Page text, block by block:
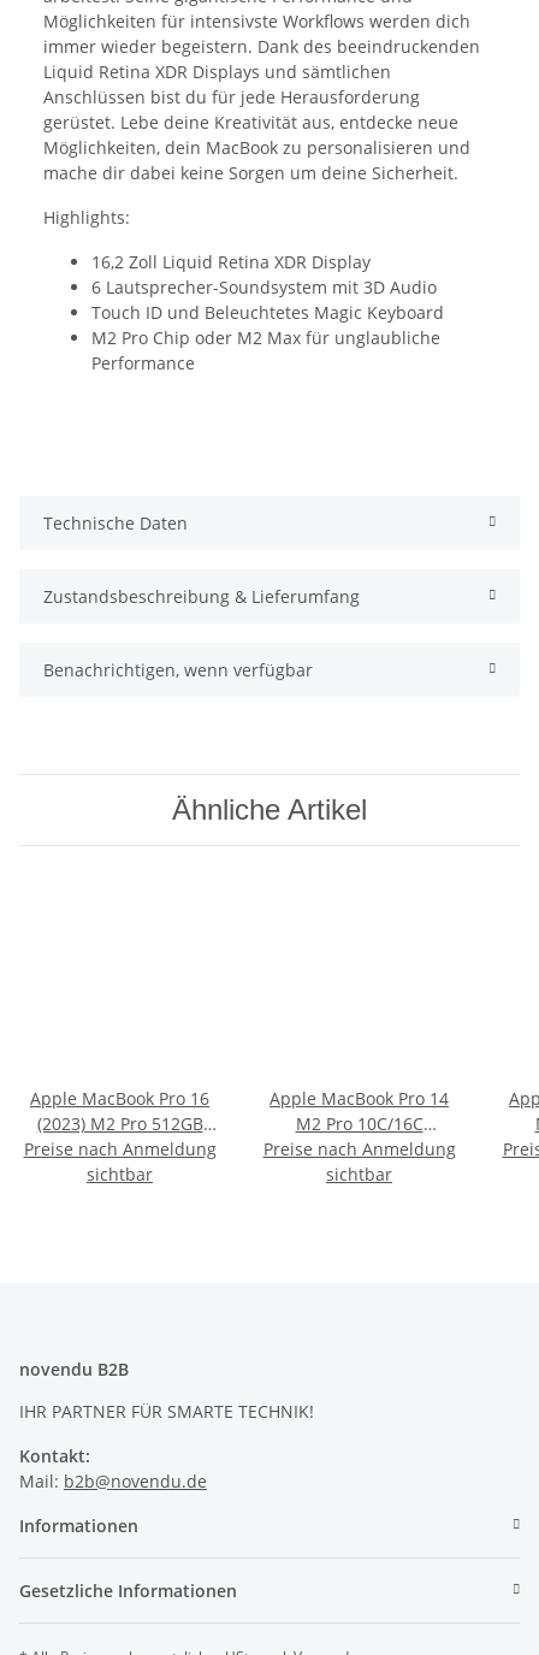
Möglichkeiten für intensivste Workflows werden dich
immer wieder begeistern. Dank des beeindruckenden
Liquid Retina XDR Displays und sämtlichen
Anschlüssen bist du für jede Herausforderung
gerüstet. Lebe deine Kreativität aus, entdecke neue
Möglichkeiten, dein MacBook zu personalisieren und
mache dir dabei keine Sorgen um deine Sicherheit.
Highlights:
16,2 Zoll Liquid Retina XDR Display
6 Lautsprecher-Soundsystem mit 3D Audio
Touch ID und Beleuchtetes Magic Keyboard
M2 Pro Chip oder M2 Max für unglaubliche
Performance
Technische Daten
Zustandsbeschreibung & Lieferumfang
Benachrichtigen, wenn verfügbar
Ähnliche Artikel
Apple MacBook Pro 16
(2023) M2 Pro 512GB
SSD 16,2 Zoll 16GB RAM
spacegrau QWERTZ
Preise nach Anmeldung
sichtbar
Apple MacBook Pro 14
M2 Pro 10C/16C
512GB/16GB Spacegrau
(2023)
Preise nach Anmeldung
sichtbar
novendu B2B
IHR PARTNER FÜR SMARTE TECHNIK!
Kontakt:
Mail: b2b@novendu.de
Informationen
Gesetzliche Informationen